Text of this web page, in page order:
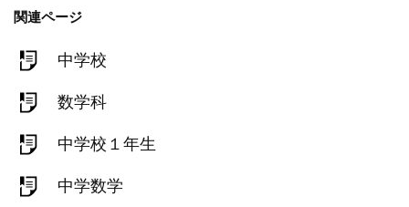
関連ページ
中学校
数学科
中学校１年生
中学数学